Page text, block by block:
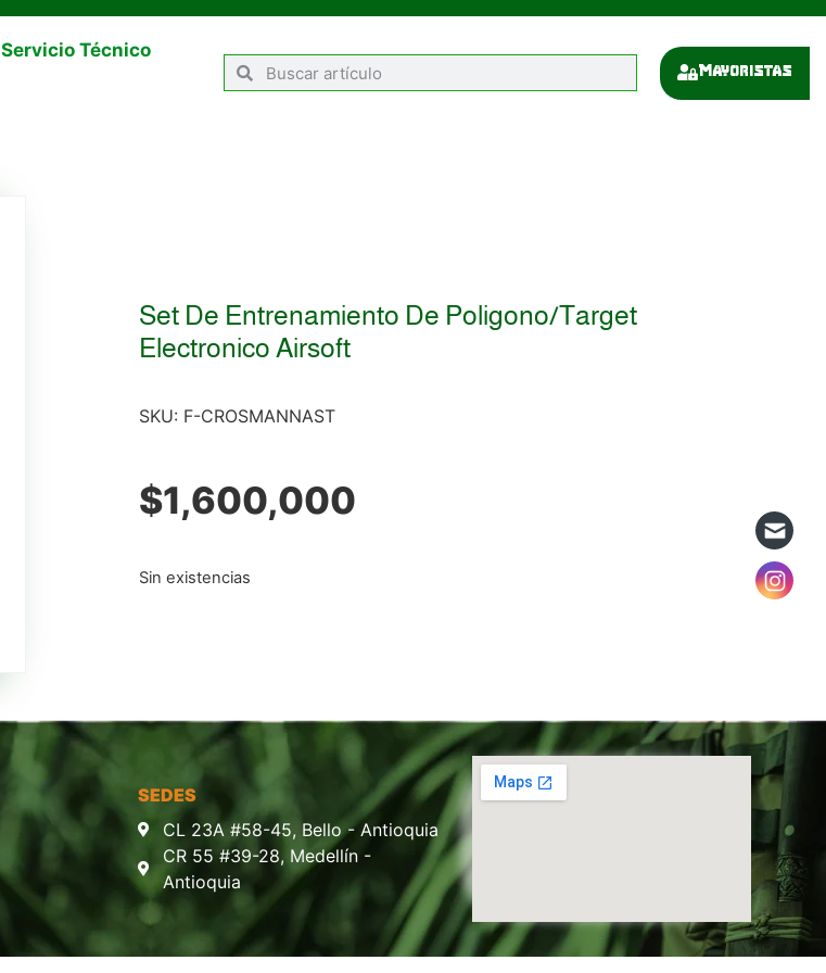
Servicio Técnico
Mayoristas
Set De Entrenamiento De Poligono/target
Electronico Airsoft
SKU: F-CROSMANNAST
$1,600,000
Sin existencias
SEDES
CL 23A #58-45, Bello - Antioquia
CR 55 #39-28, Medellín -
Antioquia